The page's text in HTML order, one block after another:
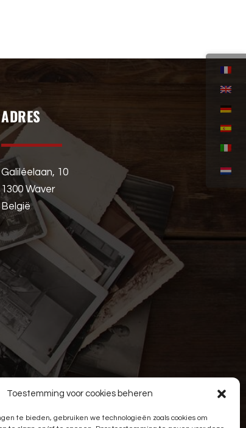
Toestemming voor cookies beheren
te bieden, gebruiken we technologieën zoals cookies om
ADRES
Galiléelaan, 10
1300 Waver
België